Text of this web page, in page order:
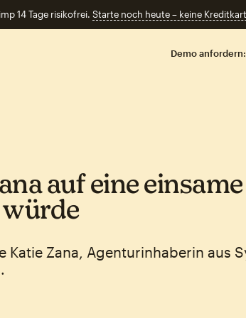
14 Tage risikofrei. Starte noch heute – keine
Demo anfordern:
auf eine
Katie Zana, Agenturinhaberin aus